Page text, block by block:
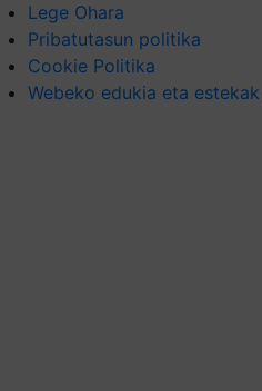
Lege Ohara
Pribatutasun politika
Cookie Politika
Webeko edukia eta estekak